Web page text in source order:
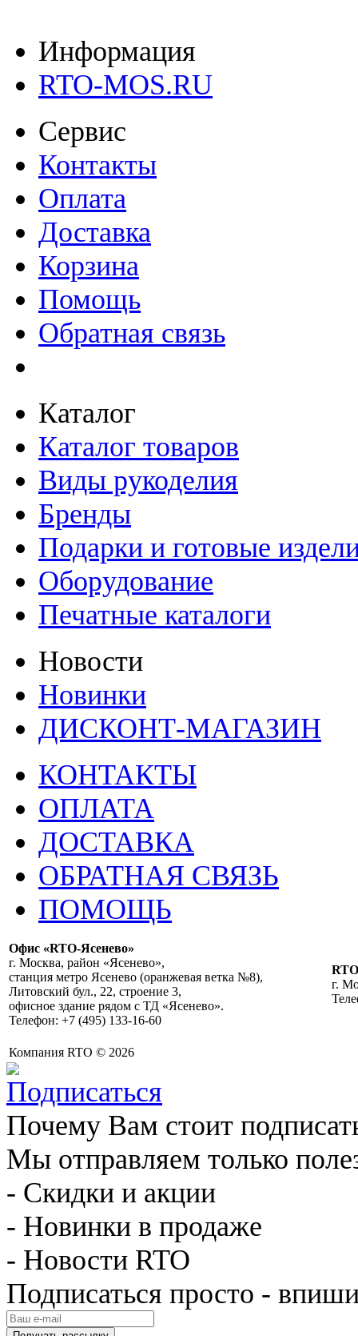
Информация
RTO-MOS.RU
Сервис
Контакты
Оплата
Доставка
Корзина
Помощь
Обратная связь
Каталог
Каталог товаров
Виды рукоделия
Бренды
Подарки и готовые
Оборудование
Печатные каталоги
Новости
Новинки
ДИСКОНТ-МАГАЗИН
КОНТАКТЫ
ОПЛАТА
ДОСТАВКА
ОБРАТНАЯ СВЯЗЬ
ПОМОЩЬ
Офис «RTO-Ясенево»
г. Москва, район «Ясенево»,
станция метро Ясенево (оранжевая ветка №8),
Литовский бул., 22, строение 3,
офисное здание рядом с ТД «Ясенево».
Телефон: +7 (495) 133-16-60
г.
Компания RTO © 2026
Почему Вам стоит
Мы отправляем только
- Скидки и акции
- Новинки в продаже
- Новости RTO
Подписаться просто -